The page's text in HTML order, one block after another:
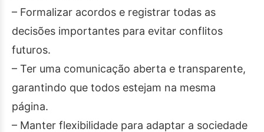
– Formalizar acordos e registrar todas as
decisões importantes para evitar conflitos
futuros.
– Ter uma comunicação aberta e transparente,
garantindo que todos estejam na mesma
página.
– Manter flexibilidade para adaptar a sociedade